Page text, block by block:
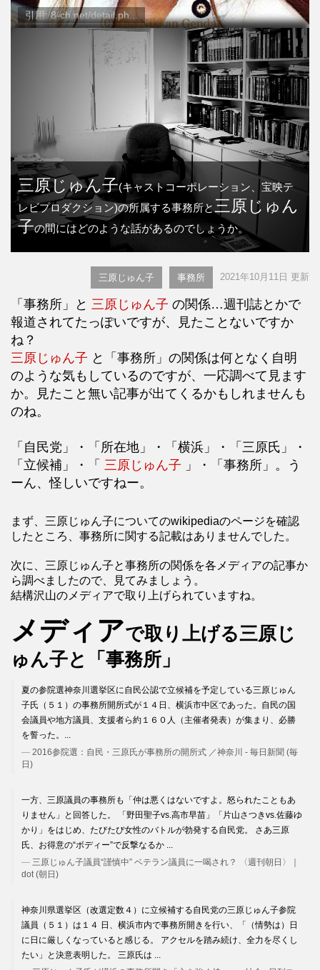
引用: 8-ch.net/detail.ph...
三原じゅん子(キャストコーポレーション、宝映テ
レビプロダクション)の所属する事務所と 三原じゅん
子の間にはどのような話があるのでしょうか。
三原じゅん子 事務所 2021年10月11日 更新
「事務所」と 三原じゅん子 の関係…週刊誌とかで
報道されてたっぽいですが、見たことないですか
ね？
三原じゅん子 と「事務所」の関係は何となく自明
のような気もしているのですが、一応調べて見ます
か。見たこと無い記事が出てくるかもしれませんも
のね。
「自民党」・「所在地」・「横浜」・「三原氏」・
「立候補」・「 三原じゅん子 」・「事務所」。う
ーん、怪しいですねー。
まず、三原じゅん子についてのwikipediaのページを確認
したところ、事務所に関する記載はありませんでした。
次に、三原じゅん子と事務所の関係を各メディアの記事か
ら調べましたので、見てみましょう。
結構沢山のメディアで取り上げられていますね。
メディアで取り上げる三原じ
ゅん子と「事務所」
夏の参院選神奈川選挙区に自民公認で立候補を予定している三原じゅん
子氏（５１）の事務所開所式が１４日、横浜市中区であった。自民の国
会議員や地方議員、支援者ら約１６０人（主催者発表）が集まり、必勝
を誓った。...
2016参院選：自民・三原氏が事務所の開所式 ／神奈川 - 毎日新聞 (毎
日)
一方、三原議員の事務所も「仲は悪くはないですよ。怒られたこともあ
りません」と回答した。 「野田聖子vs.高市早苗」「片山さつきvs.佐藤ゆ
かり」をはじめ、たびたび女性のバトルが勃発する自民党。 さあ三原
氏、お得意の“ボディー”で反撃なるか ...
三原じゅん子議員“謹慎中” ベテラン議員に一喝され？ 〈週刊朝日〉｜
dot (朝日)
神奈川県選挙区（改選定数４）に立候補する自民党の三原じゅん子参院
議員（５１）は１４ 日、横浜市内で事務所開きを行い、「（情勢は）日
に日に厳しくなっていると感じる。 アクセルを踏み続け、全力を尽くし
たい」と決意表明した。 三原氏は ...